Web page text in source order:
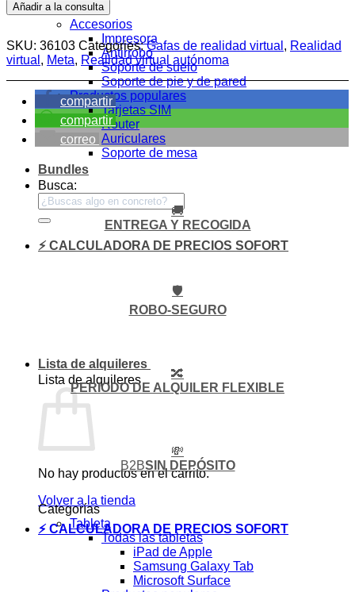
Accesorios
Accesorios
Impresora
Antirrobo
Soporte de suelo
Soporte de pie y de pared
Productos populares
Tarjetas SIM
Router
Auriculares
Soporte de mesa
Bundles
Busca:
⚡ CALCULADORA DE PRECIOS SOFORT
Lista de alquileres
Lista de alquileres
No hay productos en el carrito.
Volver a la tienda
⚡ CALCULADORA DE PRECIOS SOFORT
Añadir a la consulta
SKU: 36103 Categories:Gafas de realidad virtual , Realidad
virtual , Meta, Realidad virtual autónoma
compartir
compartir
correo
🚚
ENTREGA Y RECOGIDA
🛡️
ROBO-SEGURO
🔀
PERIODO DE ALQUILER FLEXIBLE
💸
B2BSIN DEPÓSITO
Categorías
Tableta
Todas las tabletas
iPad de Apple
Samsung Galaxy Tab
Microsoft Surface